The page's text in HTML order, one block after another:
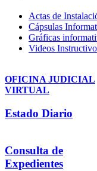
Actas de
Cápsulas
Gráficas
Videos
OFICINA JUDICIAL
VIRTUAL
Estado Diario
Consulta de
Expedientes